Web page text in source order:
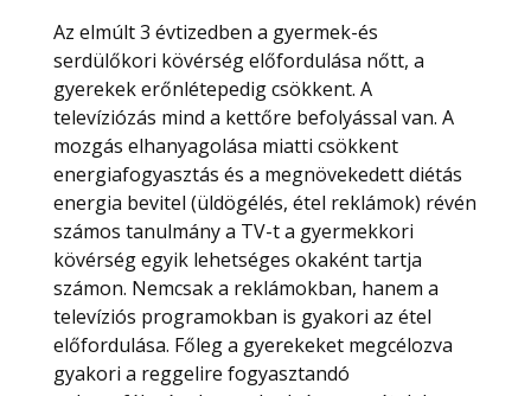
Az elmúlt 3 évtizedben a gyermek-és
serdülőkori kövérség előfordulása nőtt, a
gyerekek erőnlétepedig csökkent. A
televíziózás mind a kettőre befolyással van. A
mozgás elhanyagolása miatti csökkent
energiafogyasztás és a megnövekedett diétás
energia bevitel (üldögélés, étel reklámok) révén
számos tanulmány a TV-t a gyermekkori
kövérség egyik lehetséges okaként tartja
számon. Nemcsak a reklámokban, hanem a
televíziós programokban is gyakori az étel
előfordulása. Főleg a gyerekeket megcélozva
gyakori a reggelire fogyasztandó